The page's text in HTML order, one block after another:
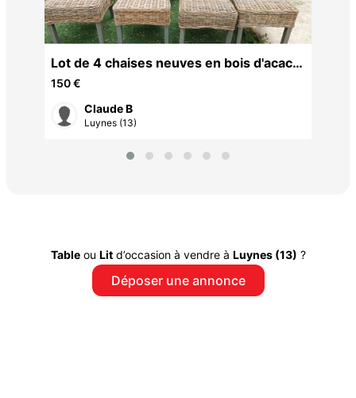
Lot de 4 chaises neuves en bois d'acacia
et rotin
150 €
Claude B
Luynes (13)
Tableou Litd’occasion à vendre à Luynes (13) ?
Déposer une annonce